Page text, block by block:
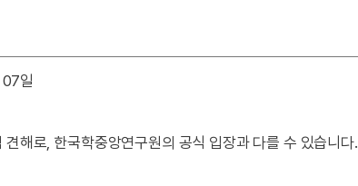
5
일
해로, 한국학중앙연구원의 공식 입장과 다를 수 있습니다.